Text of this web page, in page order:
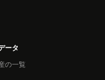
ータ
の一覧